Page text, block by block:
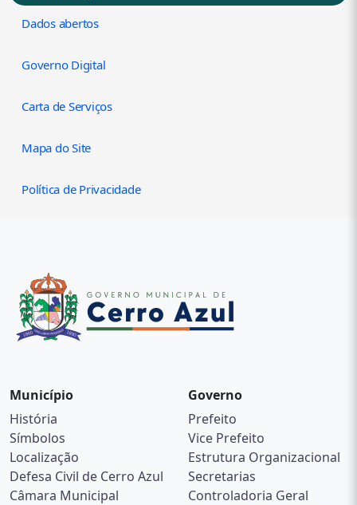
Dados abertos
Governo Digital
Carta de Serviços
Mapa do Site
Política de Privacidade
Município
História
Símbolos
Localização
Defesa Civil de Cerro Azul
Câmara Municipal
Governo
Prefeito
Vice Prefeito
Estrutura Organizacional
Secretarias
Controladoria Geral